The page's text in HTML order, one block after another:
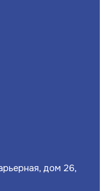
дом 26,